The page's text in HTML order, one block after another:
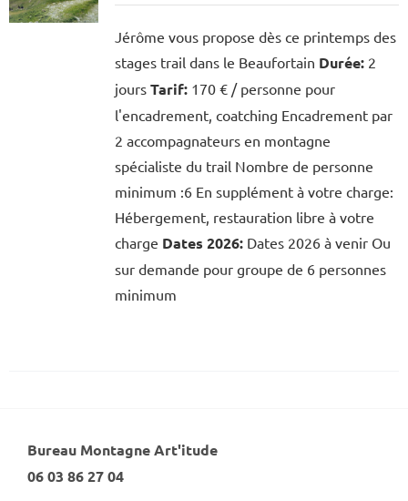
Jérôme vous propose dès ce printemps des
stages trail dans le Beaufortain Durée:2
jours Tarif:170 € / personne pour
l'encadrement, coatching Encadrement par
2 accompagnateurs en montagne
spécialiste du trail Nombre de personne
minimum :6 En supplément à votre charge:
Hébergement, restauration libre à votre
charge Dates 2026:Dates 2026 à venir Ou
sur demande pour groupe de 6 personnes
minimum
Bureau Montagne Art'itude
06 03 86 27 04